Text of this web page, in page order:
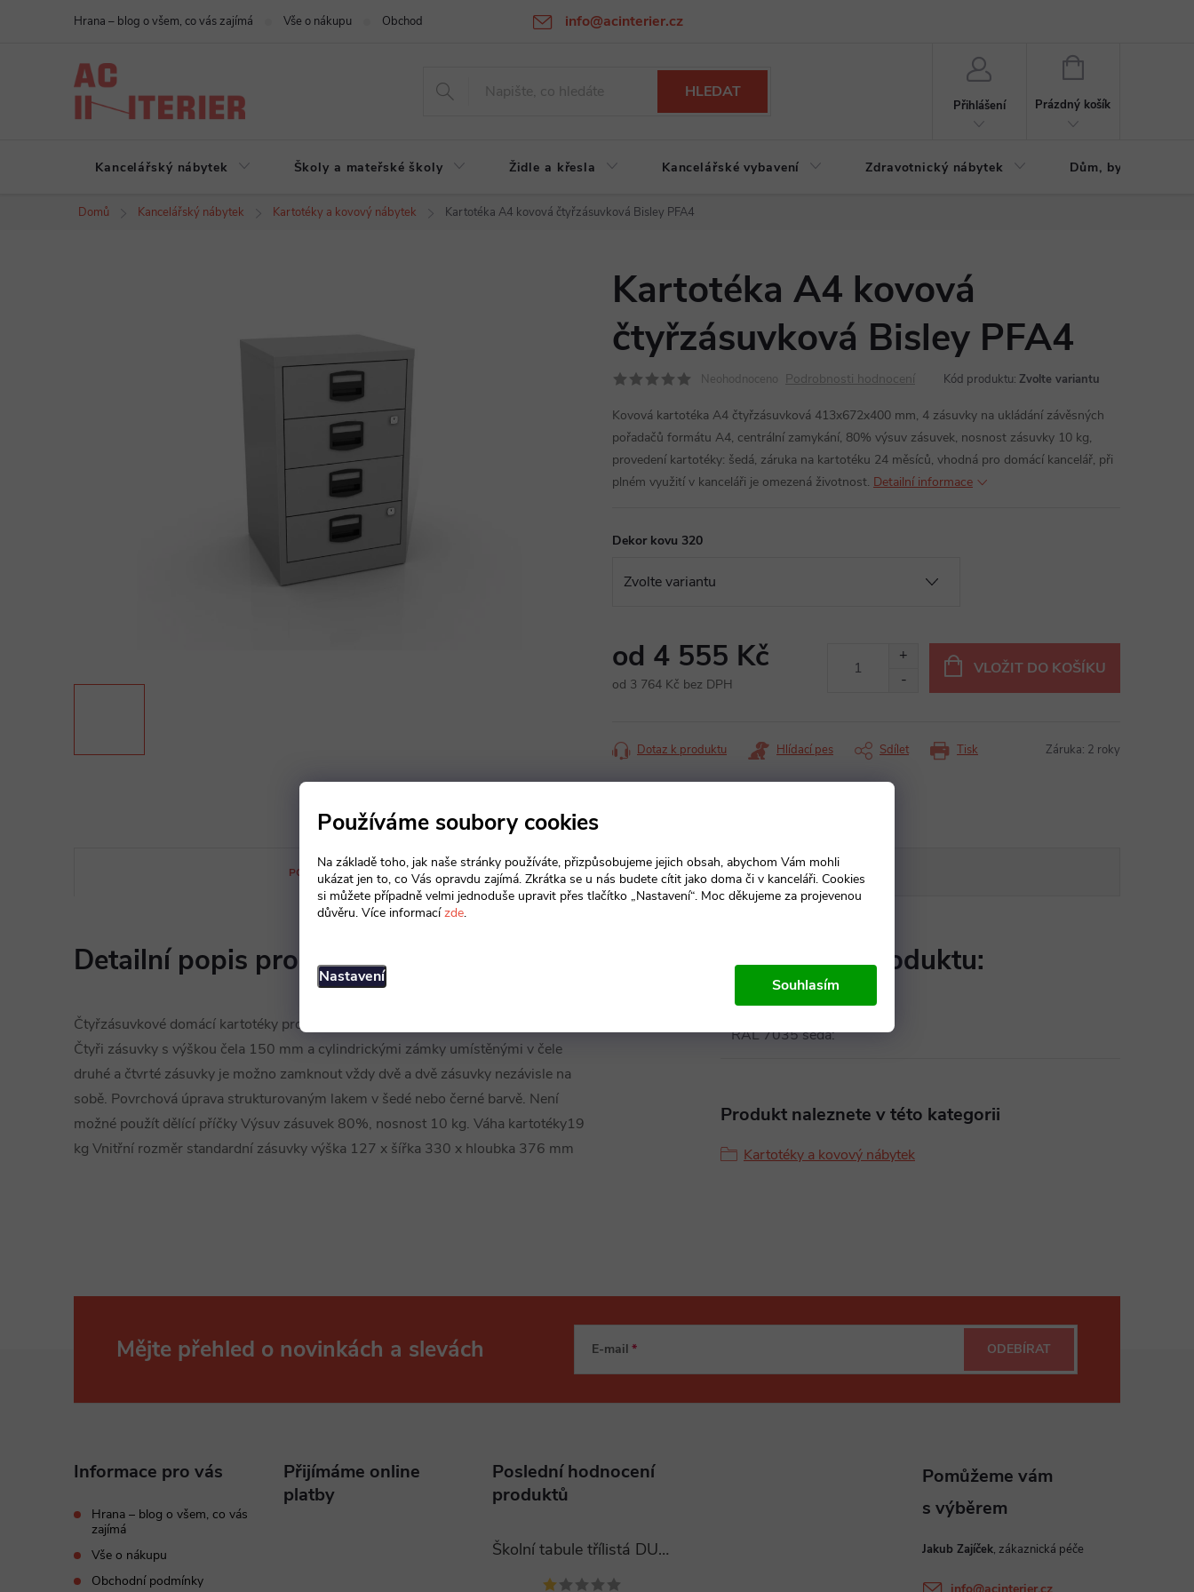
Používáme soubory cookies
Na základě toho, jak naše stránky používáte, přizpůsobujeme jejich obsah, abychom Vám mohli
ukázat jen to, co Vás opravdu zajímá. Zkrátka se u nás budete cítit jako doma či v kanceláři. Cookies
si můžete případně velmi jednoduše upravit přes tlačítko „Nastavení“. Moc děkujeme za projevenou
důvěru. Více informacízde.
Nastavení Souhlasím
info@acinterier.cz
Hrana – blog o všem, co vás zajímá Vše o nákupu Obchodní podmínky Ochrana osobních údajů Atypická výroba na zakázku
HLEDAT
Přihlášení
NÁKUPNÍ
Prázdný košík
Kancelářský nábytek Školy a mateřské školy Židle a křesla Kancelářské vybavení Zdravotnický nábytek Dům, byt, zahrada
Domů Kancelářský nábytek Kartotéky a kovový nábytek Kartotéka A4 kovová čtyřzásuvková Bisley PFA4
Kartotéka A4 kovová
čtyřzásuvková Bisley PFA4
Neohodnoceno Podrobnosti hodnocení Kód produktu: Zvolte variantu
Kovová kartotéka A4 čtyřzásuvková 413x672x400 mm, 4 zásuvky na ukládání závěsných
pořadačů formátu A4, centrální zamykání, 80% výsuv zásuvek, nosnost zásuvky 10 kg,
provedení kartotéky: šedá, záruka na kartotéku 24 měsíců, vhodná pro domácí kancelář, při
plném využití v kanceláři je omezená životnost. Detailní informace
Dekor kovu 320
od 4 555 Kč
od 3 764 Kč bez DPH
VLOŽIT DO KOŠÍKU
Tisk
Dotaz k produktu Hlídací pes Sdílet Záruka: 2 roky
POPIS PRODUKTU DISKUZE
Detailní popis produktu
Čtyřzásuvkové domácí kartotéky pro domácí kancelář. svařovaný korpus kartotéky.
Čtyři zásuvky s výškou čela 150 mm a cylindrickými zámky umístěnými v čele
druhé a čtvrté zásuvky je možno zamknout vždy dvě a dvě zásuvky nezávisle na
sobě. Povrchová úprava strukturovaným lakem v šedé nebo černé barvě. Není
možné použít dělící příčky Výsuv zásuvek 80%, nosnost 10 kg. Váha kartotéky19
kg Vnitřní rozměr standardní zásuvky výška 127 x šířka 330 x hloubka 376 mm
Parametry produktu:
RAL 7035 šedá:
Produkt naleznete v této kategorii
Kartotéky a kovový nábytek
Mějte přehled o novinkách a slevách E-mail ODEBÍRAT
Informace pro vás
Hrana – blog o všem, co vás
zajímá
Vše o nákupu
Obchodní podmínky
Přijímáme online
platby
Poslední hodnocení
produktů
Školní tabule třílistá DUBNO 400x120 cm Jakub Zajíček